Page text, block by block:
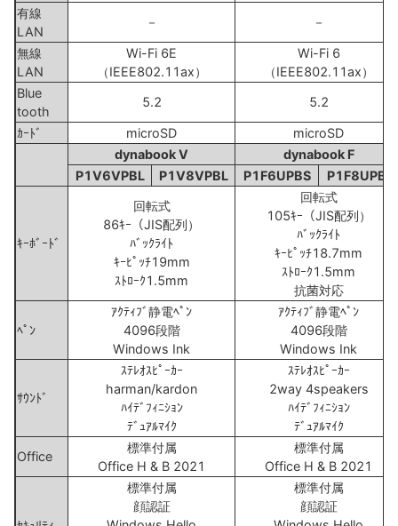
有線
LAN
－ －
無線
LAN
Wi-Fi 6E
（IEEE802.11ax）
Wi-Fi 6
（IEEE802.11ax）
Blue
tooth
5.2 5.2
ｶｰﾄﾞ microSD
microSD
dynabook V
dynabook F
P1V6VPBL
P1V8VPBL P1F6UPBS P1F8UPBS
ｷｰﾎﾞｰﾄﾞ
回転式
86ｷｰ（JIS配列）
ﾊﾞｯｸﾗｲﾄ
ｷｰﾋﾟｯﾁ19mm
ｽﾄﾛｰｸ1.5mm
回転式
105ｷｰ（JIS配列）
ﾊﾞｯｸﾗｲﾄ
ｷｰﾋﾟｯﾁ18.7mm
ｽﾄﾛｰｸ1.5mm
抗菌対応
ﾍﾟﾝ
ｱｸﾃｨﾌﾞ静電ﾍﾟﾝ
4096段階
Windows Ink
ｱｸﾃｨﾌﾞ静電ﾍﾟﾝ
4096段階
Windows Ink
ｻｳﾝﾄﾞ
ｽﾃﾚｵｽﾋﾟｰｶｰ
harman/kardon
ﾊｲﾃﾞﾌｨﾆｼｮﾝ
ﾃﾞｭｱﾙﾏｲｸ
ｽﾃﾚｵｽﾋﾟｰｶｰ
2way 4speakers
ﾊｲﾃﾞﾌｨﾆｼｮﾝ
ﾃﾞｭｱﾙﾏｲｸ
Office
標準付属
Office H & B 2021
標準付属
Office H & B 2021
標準付属
顔認証
標準付属
顔認証